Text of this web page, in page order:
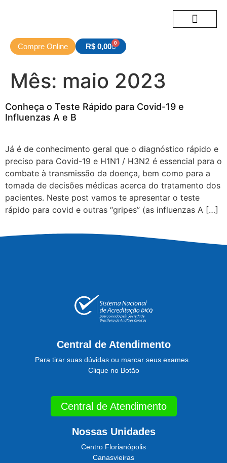
Compre Online R$0,00 0
Mês: maio 2023
Conheça o Teste Rápido para Covid-19 e
Influenzas A e B
Já é de conhecimento geral que o diagnóstico rápido e
preciso para Covid-19 e H1N1 / H3N2 é essencial para o
combate à transmissão da doença, bem como para a
tomada de decisões médicas acerca do tratamento dos
pacientes. Neste post vamos te apresentar o teste
rápido para covid e outras “gripes” (as influenzas A […]
Central de Atendimento
Para tirar suas dúvidas ou marcar seus exames.
Clique no Botão
Central de Atendimento
Nossas Unidades
Centro Florianópolis
Canasvieiras